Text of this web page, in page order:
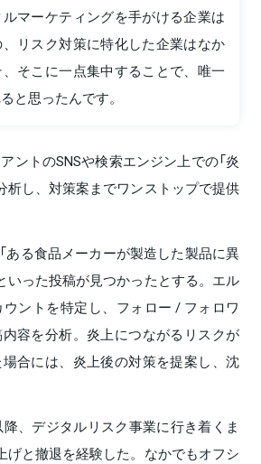
マーケティングを手がける企業は
リスク対策に特化した企業はなか
そこに一点集中することで、唯一
と思ったんです。
ントのSNSや検索エンジン上での「炎
析し、対策案までワンストップで提供
ある食品メーカーが製造した製品に異
いった投稿が見つかったとする。エル
ントを特定し、フォロー / フォロワ
容を分析。炎上につながるリスクが
合には、炎上後の対策を提案し、沈
、デジタルリスク事業に行き着くま
げと撤退を経験した。なかでもオフシ